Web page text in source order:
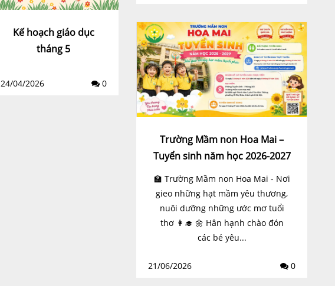
Kế hoạch giáo dục
tháng 5
24/04/2026 0
Trường Mầm non Hoa Mai –
Tuyển sinh năm học 2026-2027
🏫 Trường Mầm non Hoa Mai - Nơi
gieo những hạt mầm yêu thương,
nuôi dưỡng những ước mơ tuổi
thơ 👩‍🎓 🌼 Hân hạnh chào đón
các bé yêu...
21/06/2026 0